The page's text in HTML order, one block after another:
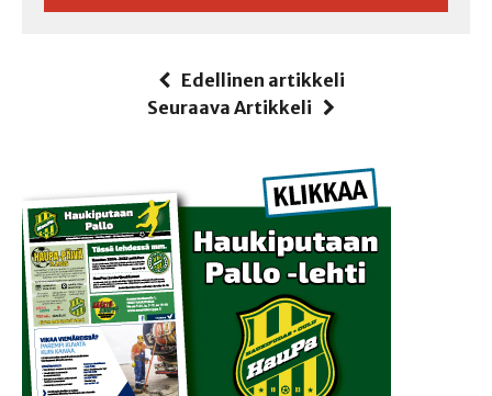
Edellinen artikkeli
Seuraava Artikkeli